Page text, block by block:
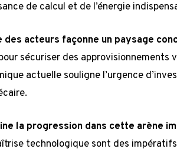
de calcul et de l’énergie
des acteurs façonne un paysage
sécuriser des approvisionnements
actuelle souligne l’urgence
la progression dans cette arène
technologique sont des